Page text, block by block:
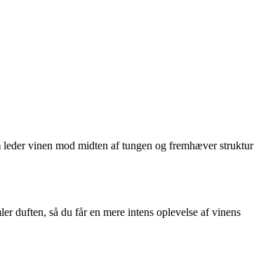
vinen mod midten af tungen og fremhæver struktur
duften, så du får en mere intens oplevelse af vinens